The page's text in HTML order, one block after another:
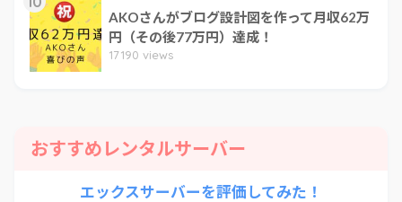
AKOさんがブログ設計図を作って月収62万
円（その後77万円）達成！
17190 views
おすすめレンタルサーバー
エックスサーバーを評価してみた！